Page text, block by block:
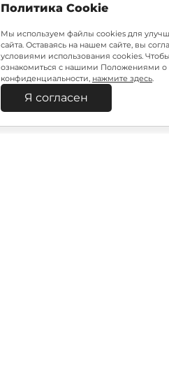
Политика Cookie
Мы используем файлы cookies для
сайта. Оставаясь на нашем сайте, вы
условиями использования cookies. Чтобы
ознакомиться с нашими Положениями о
конфиденциальности, нажмите здесь.
Я согласен